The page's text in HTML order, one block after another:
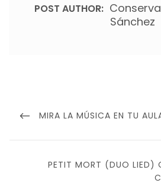
POST AUTHOR:
Sánchez
de
PREVIOUS
MIRA LA MÚSICA EN TU
NEXT
PETIT MORT (DUO LIED)